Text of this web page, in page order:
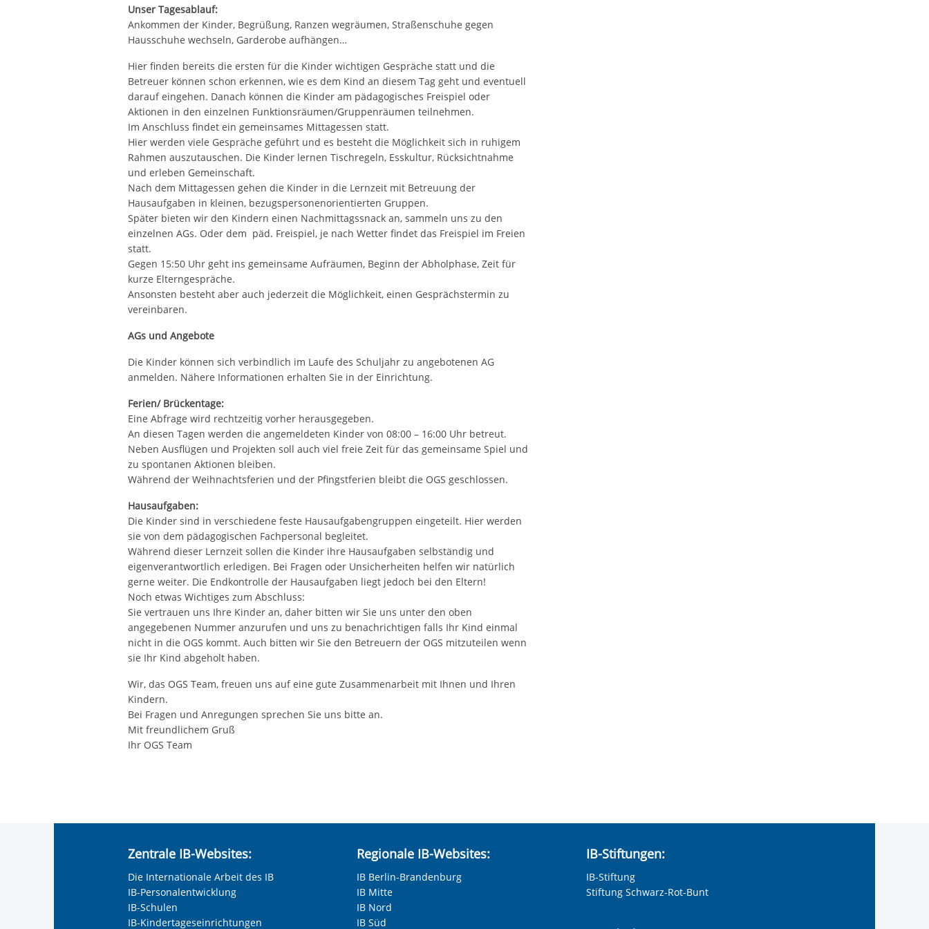
Unser Tagesablauf:
Ankommen der Kinder, Begrüßung, Ranzen wegräumen, Straßenschuhe gegen
Hausschuhe wechseln, Garderobe aufhängen…
Hier finden bereits die ersten für die Kinder wichtigen Gespräche statt und die
Betreuer können schon erkennen, wie es dem Kind an diesem Tag geht und eventuell
darauf eingehen. Danach können die Kinder am pädagogisches Freispiel oder
Aktionen in den einzelnen Funktionsräumen/Gruppenräumen teilnehmen.
Im Anschluss findet ein gemeinsames Mittagessen statt.
Hier werden viele Gespräche geführt und es besteht die Möglichkeit sich in ruhigem
Rahmen auszutauschen. Die Kinder lernen Tischregeln, Esskultur, Rücksichtnahme
und erleben Gemeinschaft.
Nach dem Mittagessen gehen die Kinder in die Lernzeit mit Betreuung der
Hausaufgaben in kleinen, bezugspersonenorientierten Gruppen.
Später bieten wir den Kindern einen Nachmittagssnack an, sammeln uns zu den
einzelnen AGs. Oder dem päd. Freispiel, je nach Wetter findet das Freispiel im Freien
statt.
Gegen 15:50 Uhr geht ins gemeinsame Aufräumen, Beginn der Abholphase, Zeit für
kurze Elterngespräche.
Ansonsten besteht aber auch jederzeit die Möglichkeit, einen Gesprächstermin zu
vereinbaren.
AGs und Angebote
Die Kinder können sich verbindlich im Laufe des Schuljahr zu angebotenen AG
anmelden. Nähere Informationen erhalten Sie in der Einrichtung.
Ferien/ Brückentage:
Eine Abfrage wird rechtzeitig vorher herausgegeben.
An diesen Tagen werden die angemeldeten Kinder von 08:00 – 16:00 Uhr betreut.
Neben Ausflügen und Projekten soll auch viel freie Zeit für das gemeinsame Spiel und
zu spontanen Aktionen bleiben.
Während der Weihnachtsferien und der Pfingstferien bleibt die OGS geschlossen.
Hausaufgaben:
Die Kinder sind in verschiedene feste Hausaufgabengruppen eingeteilt. Hier werden
sie von dem pädagogischen Fachpersonal begleitet.
Während dieser Lernzeit sollen die Kinder ihre Hausaufgaben selbständig und
eigenverantwortlich erledigen. Bei Fragen oder Unsicherheiten helfen wir natürlich
gerne weiter. Die Endkontrolle der Hausaufgaben liegt jedoch bei den Eltern!
Noch etwas Wichtiges zum Abschluss:
Sie vertrauen uns Ihre Kinder an, daher bitten wir Sie uns unter den oben
angegebenen Nummer anzurufen und uns zu benachrichtigen falls Ihr Kind einmal
nicht in die OGS kommt. Auch bitten wir Sie den Betreuern der OGS mitzuteilen wenn
sie Ihr Kind abgeholt haben.
Wir, das OGS Team, freuen uns auf eine gute Zusammenarbeit mit Ihnen und Ihren
Kindern.
Bei Fragen und Anregungen sprechen Sie uns bitte an.
Mit freundlichem Gruß
Ihr OGS Team
Zentrale IB-Websites:
Die Internationale Arbeit des IB
IB-Personalentwicklung
IB-Schulen
IB-Kindertageseinrichtungen
Regionale IB-Websites:
IB Berlin-Brandenburg
IB Mitte
IB Nord
IB Süd
IB-Stiftungen:
IB-Stiftung
Stiftung Schwarz-Rot-Bunt